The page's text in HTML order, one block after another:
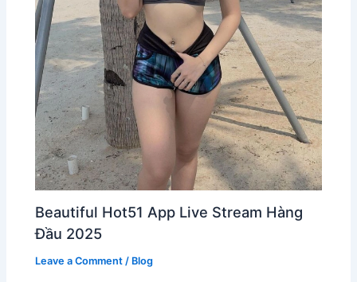
Beautiful Hot51 App Live Stream Hàng
Đầu 2025
Leave a Comment / Blog